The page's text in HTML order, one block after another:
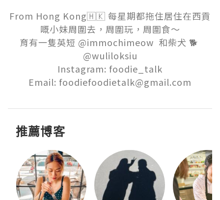
From Hong Kong🇭🇰 每星期都拖住居住在西貢
嘅小妹周圍去，周圍玩，周圍食～
育有一隻英短 @immochimeow  和柴犬 🐕
@wuliloksiu
Instagram: foodie_talk
Email: foodiefoodietalk@gmail.com
推薦博客